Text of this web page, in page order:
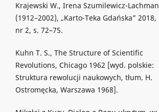
Krajewski W., Irena Szumilewicz-Lachman
(1912–2002), „Karto-Teka Gdańska” 2018,
nr 2, s. 72–75.
Kuhn T. S., The Structure of Scientific
Revolutions, Chicago 1962 [wyd. polskie:
Struktura rewolucji naukowych, tłum. H.
Ostromęcka, Warszawa 1968].